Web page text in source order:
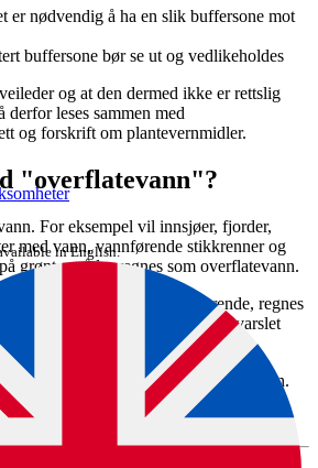
in English.
er nødvendig å ha en slik buffersone mot
buffersone bør se ut og vedlikeholdes
og at den dermed ikke er rettslig
derfor leses sammen med
og forskrift om plantevernmidler.
"overflatevann"?
For eksempel vil innsjøer, fjorder,
med vann, vannførende stikkrenner og
grøntområder regnes som overflatevann.
i vekstsesongen er vannførende, regnes
er fritt vann der, eller når det er varslet
til risiko for vannforurensning.
osv. regner vi ikke som overflatevann.
til plantevernmiddelforskriften.